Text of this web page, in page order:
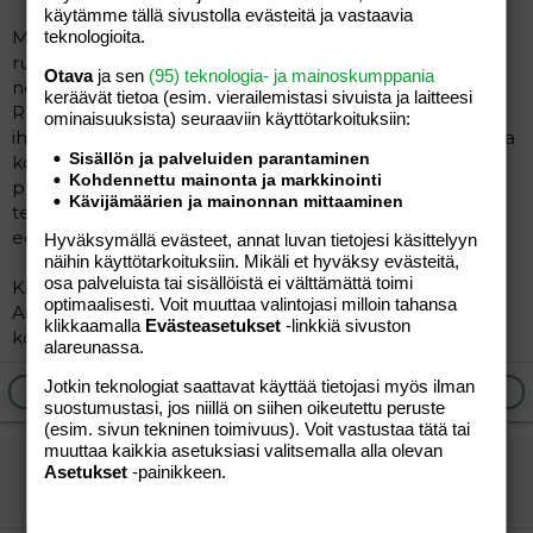
Mulla migreenikohtauksien kulkuun auttoi paljon
ruokavalioremontti. Vielä noin reilu vuosi sitten kävin
noin 1-2 kk välein tipan päässä ja coctailpiikeillä.
Ruokavalioremontin aloitettuani selvisin pitkään ilman
ihan kotona migreenin kanssa niillä lääkkeillä mitä mulla
kohtauksiin oli määrätty (burana, panadol, migard,
primperan). Seuraava keikan sairaalaan jouduin
tekemään migreenin takia melkein vuoden päästä
edellisestä.
Kiitos ,että kerroit migreeni ja raskaus kokemuksistasi.
Aika vaihtelevasti siis mennyt, kun kaksi raskautta oot
kokenut.
Vastaa
Ilmoita asiaton viesti
heidip*
käytämme tällä sivustolla evästeitä ja vastaavia
teknologioita.
Otavaja sen (95) teknologia- ja mainoskumppania
keräävät tietoa (esim. vierailemis­tasi sivuista ja laitteesi
ominaisuuk­sista) seuraaviin käyttötarkoituksiin:
Sisällön ja palveluiden parantaminen
Kohdennettu mainonta ja markkinointi
Kävijämäärien ja mainonnan mittaaminen
Hyväksymällä evästeet, annat luvan tietojesi käsittelyyn
näihin käyttötarkoituksiin. Mikäli et hyväksy evästeitä,
osa palveluista tai sisällöistä ei välttämättä toimi
optimaalisesti. Voit muuttaa valintojasi milloin tahansa
klikkaamalla Evästeasetukset -linkkiä sivuston
alareunassa.
Jotkin teknologiat saattavat käyttää tietojasi myös ilman
suostumustasi, jos niillä on siihen oikeutettu peruste
(esim. sivun tekninen toimivuus). Voit vastustaa tätä tai
muuttaa kaikkia asetuksiasi valitsemalla alla olevan
Asetukset -painikkeen.